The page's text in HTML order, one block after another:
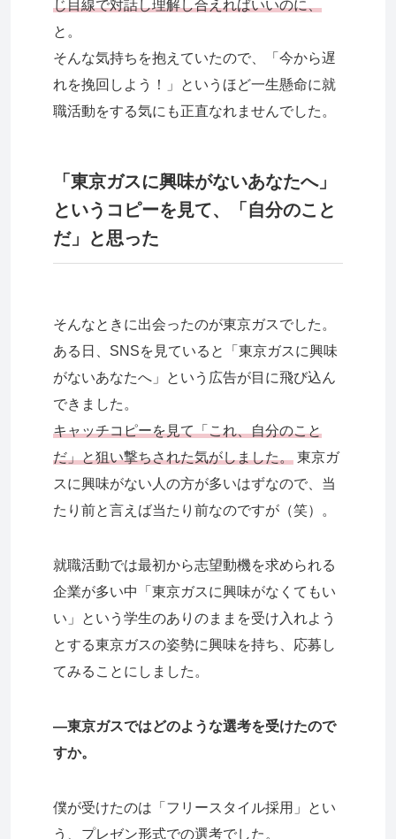
じ目線で対話し理解し合えればいいのに、
と。
そんな気持ちを抱えていたので、「今から遅
れを挽回しよう！」というほど一生懸命に就
職活動をする気にも正直なれませんでした。
「東京ガスに興味がないあなたへ」
というコピーを見て、「自分のこと
だ」と思った
そんなときに出会ったのが東京ガスでした。
ある日、SNSを見ていると「東京ガスに興味
がないあなたへ」という広告が目に飛び込ん
できました。
キャッチコピーを見て「これ、自分のこと
だ」と狙い撃ちされた気がしました。 東京ガ
スに興味がない人の方が多いはずなので、当
たり前と言えば当たり前なのですが（笑）。
就職活動では最初から志望動機を求められる
企業が多い中「東京ガスに興味がなくてもい
い」という学生のありのままを受け入れよう
とする東京ガスの姿勢に興味を持ち、応募し
てみることにしました。
―東京ガスではどのような選考を受けたので
すか。
僕が受けたのは「フリースタイル採用」とい
う、プレゼン形式での選考でした。